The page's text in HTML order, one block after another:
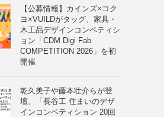
【公募情報】カインズ×コク
ヨ×VUILDがタッグ、家具・
木工品デザインコンペティシ
ョン「CDM Digi Fab
COMPETITION 2026」を初
開催
乾久美子や藤本壮介らが登
壇、「長谷工 住まいのデザ
インコンペティション 20回